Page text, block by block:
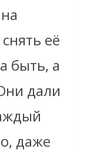
её
быть, а
дали
даже